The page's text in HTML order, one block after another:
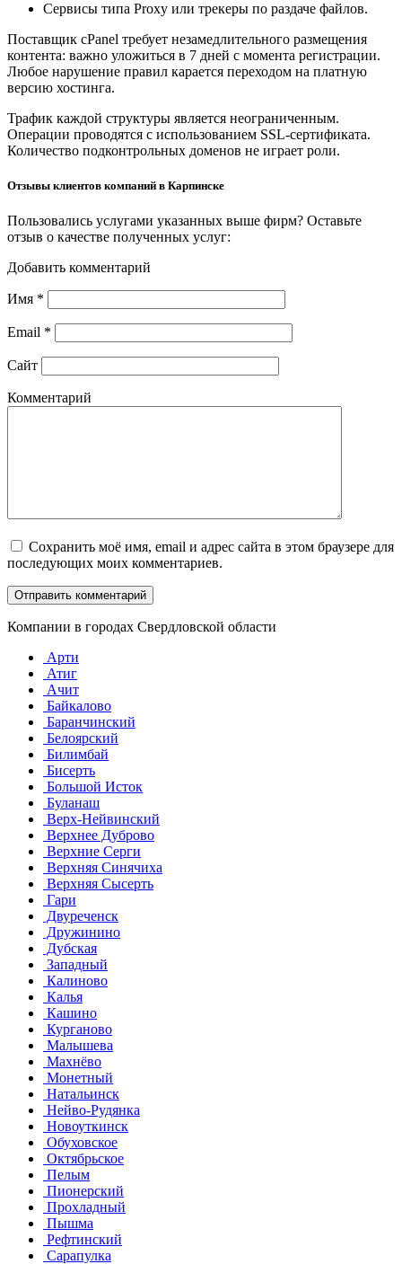
Сервисы типа Proxy или трекеры по раздаче файлов.
Поставщик cPanel требует незамедлительного размещения
контента: важно уложиться в 7 дней с момента регистрации.
Любое нарушение правил карается переходом на платную
версию хостинга.
Трафик каждой структуры является неограниченным.
Операции проводятся с использованием SSL-сертификата.
Количество подконтрольных доменов не играет роли.
Отзывы клиентов компаний в Карпинске
Пользовались услугами указанных выше фирм? Оставьте
отзыв о качестве полученных услуг:
Добавить комментарий
Имя *
Email *
Сайт
Комментарий
Сохранить моё имя, email и адрес сайта в этом браузере для
последующих моих комментариев.
Компании в городах Свердловской области
Арти
Атиг
Ачит
Байкалово
Баранчинский
Белоярский
Билимбай
Бисерть
Большой Исток
Буланаш
Верх-Нейвинский
Верхнее Дуброво
Верхние Серги
Верхняя Синячиха
Верхняя Сысерть
Гари
Двуреченск
Дружинино
Дубская
Западный
Калиново
Калья
Кашино
Курганово
Малышева
Махнёво
Монетный
Натальинск
Нейво-Рудянка
Новоуткинск
Обуховское
Октябрьское
Пелым
Пионерский
Прохладный
Пышма
Рефтинский
Сарапулка